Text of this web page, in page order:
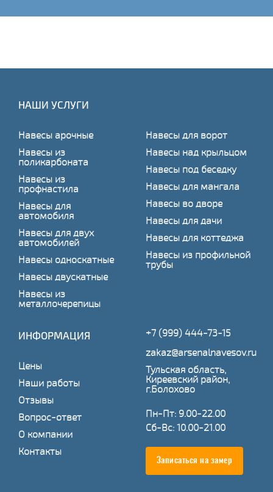
НАШИ УСЛУГИ
Навесы арочные
Навесы из
поликарбоната
Навесы из
профнастила
Навесы для
автомобиля
Навесы для двух
автомобилей
Навесы односкатные
Навесы двускатные
Навесы из
металлочерепицы
Навесы для ворот
Навесы над крыльцом
Навесы под беседку
Навесы для мангала
Навесы во дворе
Навесы для дачи
Навесы для коттеджа
Навесы из профильной
трубы
ИНФОРМАЦИЯ
Цены
Наши работы
Отзывы
Вопрос-ответ
О компании
Контакты
+7 (999) 444-73-15
zakaz@arsenalnavesov.ru
Тульская область,
Киреевский район,
г.Болохово
Пн-Пт: 9.00-22.00
Сб-Вс: 10.00-21.00
Записаться на замер